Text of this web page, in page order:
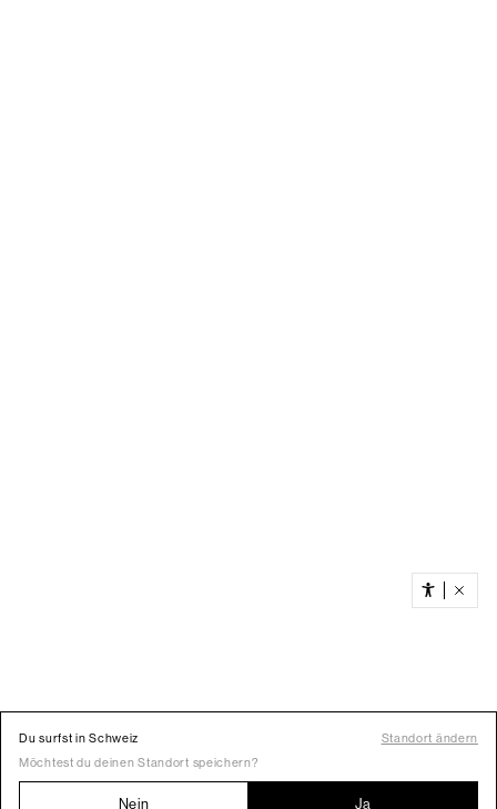
Du surfst in Schweiz
Standort ändern
Möchtest du deinen Standort speichern?
Nein Ja